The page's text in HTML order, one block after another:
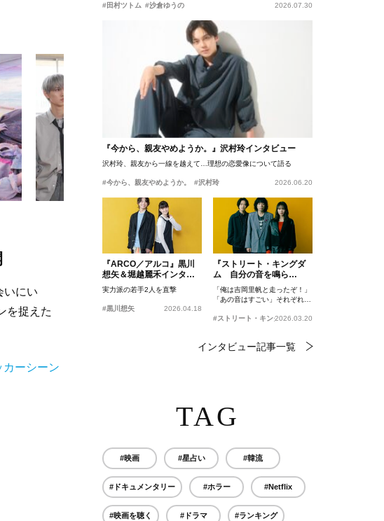
いにい
を捉えた
カーシーン
#田村ツトム #沙倉ゆうの 2026.07.30
『今から、親友やめようか。』沢村玲インタビュー
沢村玲、親友から一線を越えて…理想の恋愛像について語る
#今から、親友やめようか。 #沢村玲 2026.06.20
『ARCO／アルコ』黒川
想矢＆堀越麗禾インタビ
ュー
実力派の若手2人を直撃
#黒川想矢 2026.04.18
『ストリート・キングダ
ム 自分の音を鳴ら
せ。』峯田和伸、若葉竜
也、吉岡里帆インタビュ
ー
「俺は吉岡里帆と走ったぞ！」
「あの音はすごい」それぞれの
#ストリート・キングダム 自分の音を鳴らせ。
2026.03.20
インタビュー記事一覧
TAG
#映画 #星占い #韓流
#ドキュメンタリー #ホラー #Netflix
#映画を聴く #ドラマ #ランキング